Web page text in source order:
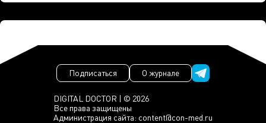
DIGITAL DOCTOR | © 2026
Все права защищены
Администрация сайта: content@con-med.ru
Подписаться О журнале